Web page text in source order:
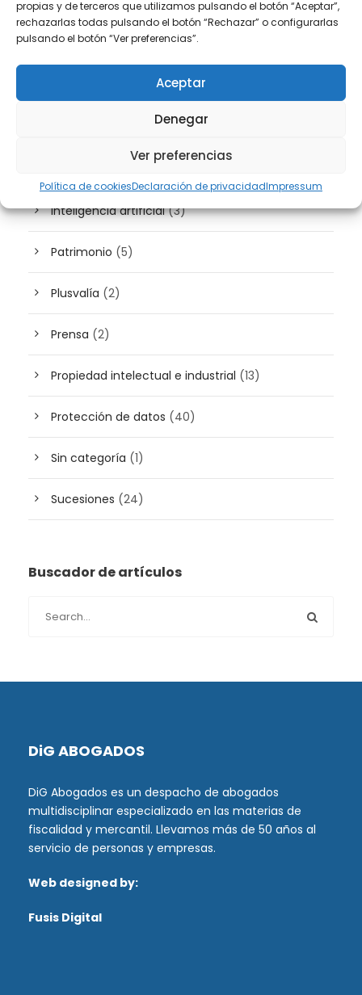
propias y de terceros que utilizamos pulsando el botón “Aceptar”,
rechazarlas todas pulsando el botón “Rechazar” o configurarlas
pulsando el botón “Ver preferencias”.
Aceptar
Denegar
Ver preferencias
Política de cookiesDeclaración de privacidadImpressum
Derecho Inmobiliario(36)
Derecho Laboral(44)
(40)
Inteligencia artificial(3)
Patrimonio (5)
Plusvalía (2)
Prensa (2)
Propiedad intelectual e industrial (13)
Protección de datos (40)
Sin categoría (1)
Sucesiones (24)
Buscador de artículos
DiG ABOGADOS
DiG Abogados es un despacho de abogados
multidisciplinar especializado en las materias de
fiscalidad y mercantil. Llevamos más de 50 años al
servicio de personas y empresas.
Web designed by:
Fusis Digital